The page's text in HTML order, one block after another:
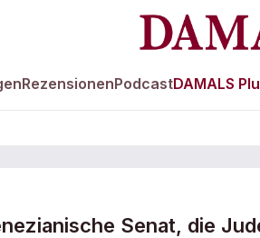
RezensionenPodcastDAMALS
Senat, die